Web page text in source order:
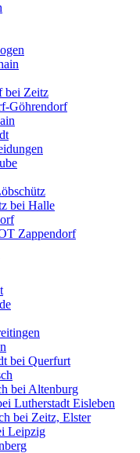
bei Zeitz
Göhrendorf
bei Halle
Zappendorf
bei Querfurt
bei Altenburg
Lutherstadt Eisleben
bei Zeitz, Elster
Leipzig